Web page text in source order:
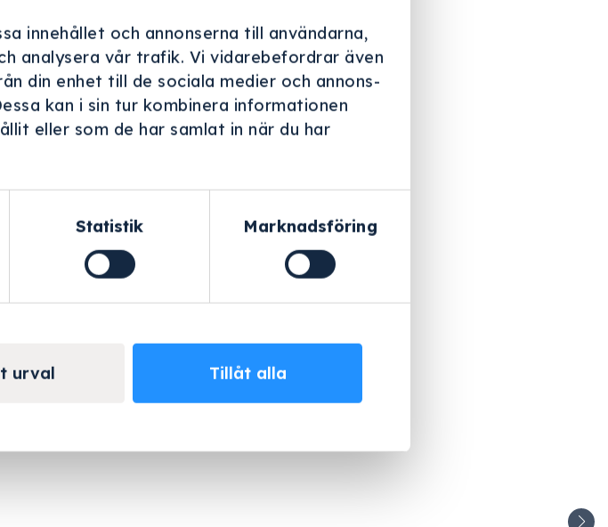
innehållet och annonserna till användarna,
analysera vår trafik. Vi vidarebefordrar även
din enhet till de sociala medier och annons-
kan i sin tur kombinera informationen
eller som de har samlat in när du har
Statistik Marknadsföring
urval Tillåt alla
Helskärm